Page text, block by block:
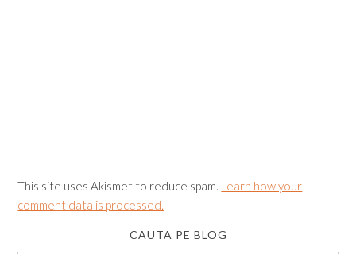
This site uses Akismet to reduce spam. Learn how your
comment data is processed.
CAUTA PE BLOG